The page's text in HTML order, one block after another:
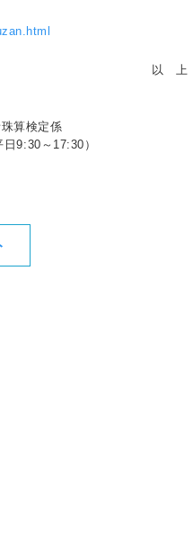
以 上
算検定係
9:30～17:30）